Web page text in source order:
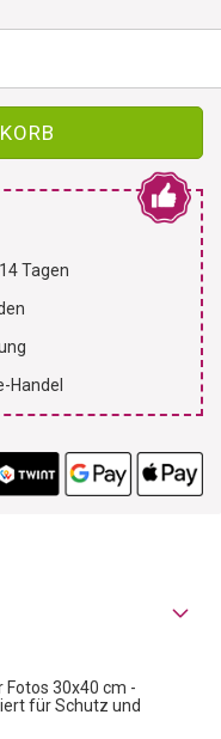
Tagen
Handel
Fotos 30x40 cm -
für Schutz und